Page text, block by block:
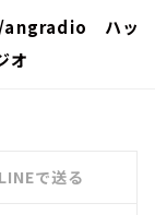
ハッ
オ
LINEで送る